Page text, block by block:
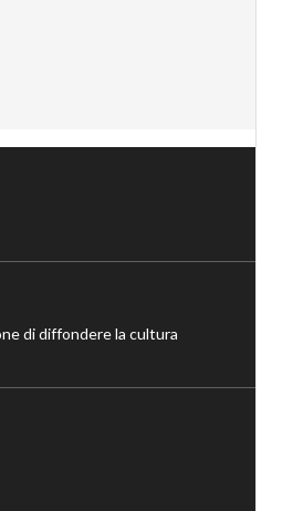
di diffondere la cultura